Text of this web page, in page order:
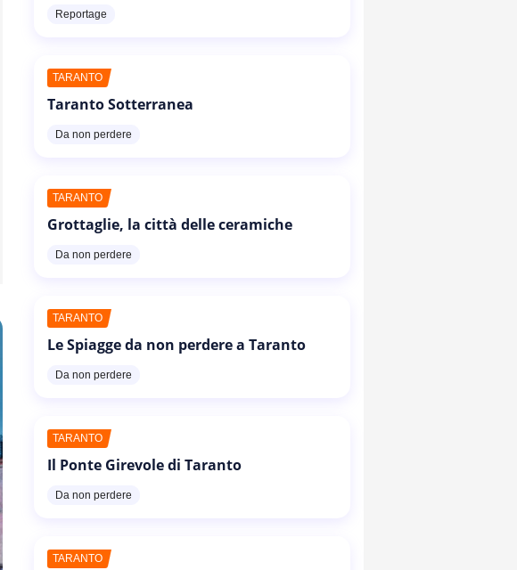
Reportage
TARANTO
Taranto Sotterranea
Da non perdere
TARANTO
Grottaglie, la città delle ceramiche
Da non perdere
TARANTO
Le Spiagge da non perdere a Taranto
Da non perdere
TARANTO
Il Ponte Girevole di Taranto
Da non perdere
TARANTO